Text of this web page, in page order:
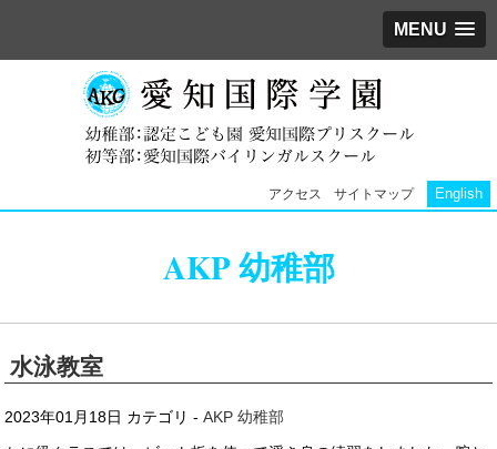
MENU
アクセス サイトマップ English
AKP 幼稚部
水泳教室
2023年01月18日 カテゴリ -AKP 幼稚部